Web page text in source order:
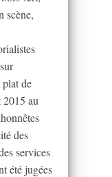
scène,
de
au
des
services
été jugées